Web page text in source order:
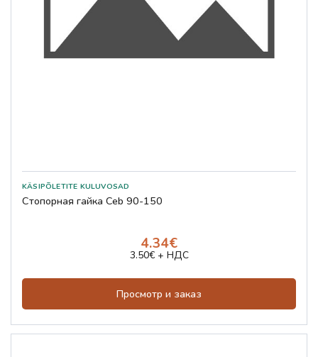
Стопорная гайка Ceb 90-150
4.34€
3.50€ + НДС
Просмотр и заказ